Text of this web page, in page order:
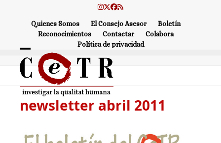
Instagram
Twitter
Facebook
RSS
Quienes Somos El Consejo Asesor
Boletín
Reconocimientos
Contactar
Colabora
Política de privacidad
Open
mobile
menu
Close
mobile
menu
newsletter abril 2011